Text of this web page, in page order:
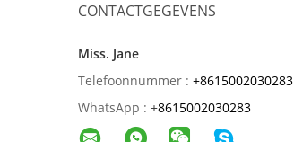
CONTACTGEGEVENS
Miss. Jane
Telefoonnummer : +8615002030283
WhatsApp : +8615002030283